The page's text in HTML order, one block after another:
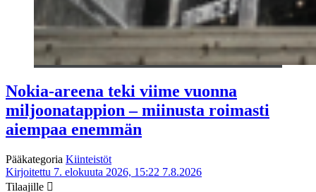
Nokia-areena teki viime vuonna
miljoonatappion – miinusta roimasti
aiempaa enemmän
Pääkategoria Kiinteistöt
Kirjoitettu 7. elokuuta 2026, 15:22 7.8.2026
Tilaajille